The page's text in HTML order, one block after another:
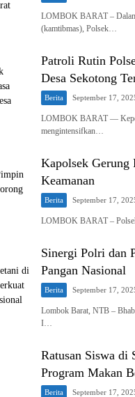
LOMBOK BARAT – Dalam
(kamtibmas), Polsek…
Patroli Rutin
Desa Sekotong
Berita September 17,
LOMBOK BARAT —
mengintensifkan…
Kapolsek
Keamanan
Berita September 17,
LOMBOK BARAT –
Sinergi Polri dan
Pangan Nasional
Berita September 17,
Lombok Barat, NTB –
I…
Ratusan Siswa di
Program Makan
Berita September 17,